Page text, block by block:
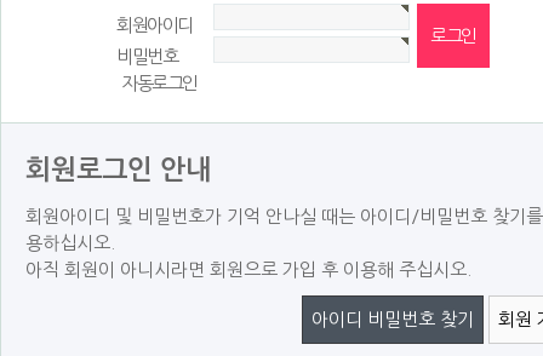
회원아이디
비밀번호
자동로그인
회원로그인 안내
회원아이디 및 비밀번호가 기억 안나실 때는 아이디/비밀번호 찾기
용하십시오.
아직 회원이 아니시라면 회원으로 가입 후 이용해 주십시오.
아이디 비밀번호 찾기 회원